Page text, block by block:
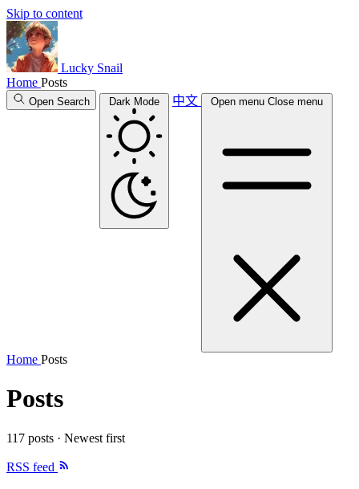
Skip to content
Lucky Snail
Home Posts
Open Search Dark Mode 中文 Open menu Close menu
Home Posts
Posts
117 posts · Newest first
RSS feed